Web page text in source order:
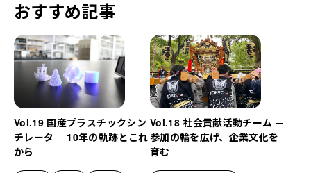
おすすめ記事
Vol.19 国産プラスチックシン
チレータ ─ 10年の軌跡とこれ
から
Vol.18 社会貢献活動チーム ─
参加の輪を広げ、企業文化を
育む